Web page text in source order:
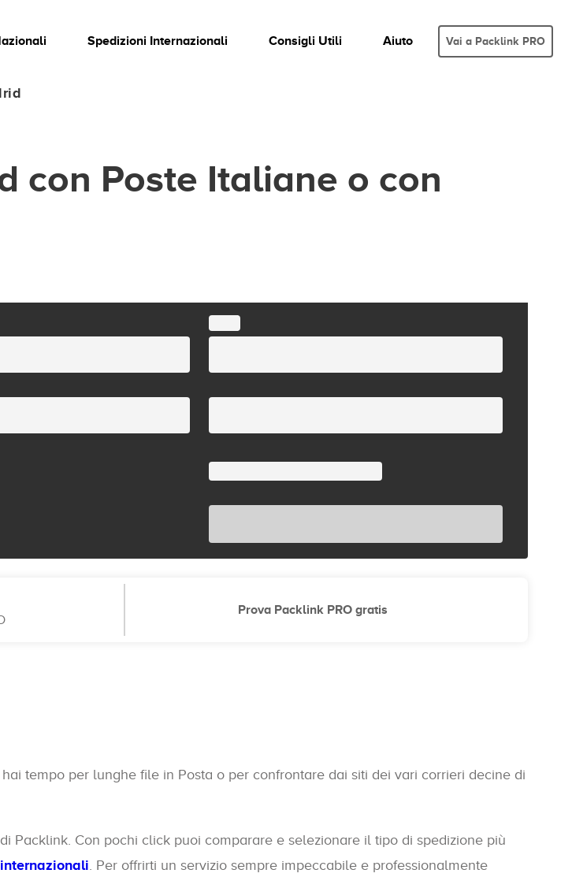
Spedizioni Internazionali Consigli Utili Aiuto Vai a Packlink PRO
con Poste Italiane o con
Prova Packlink PRO gratis
tempo per lunghe file in Posta o per confrontare dai siti dei vari corrieri decine di
di Packlink. Con pochi click puoi comparare e selezionare il tipo di spedizione più
. Per offrirti un servizio sempre impeccabile e professionalmente